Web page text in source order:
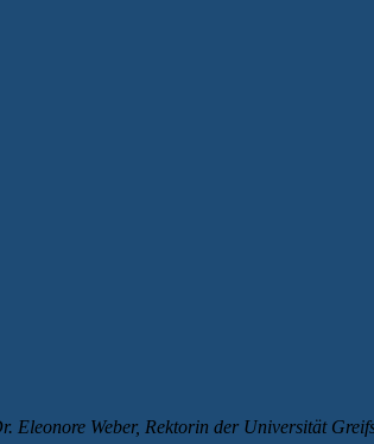
Eleonore Weber, Rektorin der Universität